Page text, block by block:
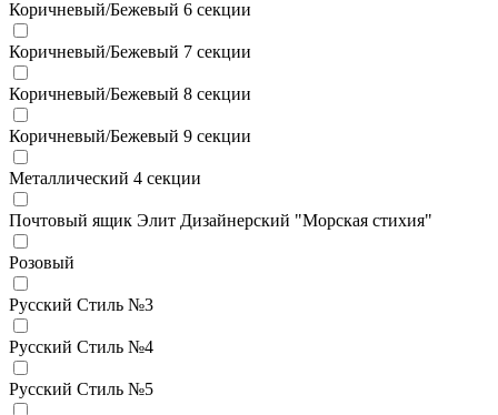
Коричневый/Бежевый 6 секции
Коричневый/Бежевый 7 секции
Коричневый/Бежевый 8 секции
Коричневый/Бежевый 9 секции
Металлический 4 секции
Почтовый ящик Элит Дизайнерский "Морская стихия"
Розовый
Русский Стиль №3
Русский Стиль №4
Русский Стиль №5